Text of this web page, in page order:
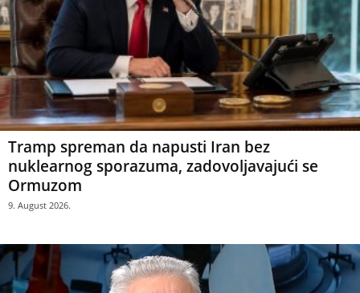
Tramp spreman da napusti Iran bez
nuklearnog sporazuma, zadovoljavajući se
Ormuzom
9. August 2026.